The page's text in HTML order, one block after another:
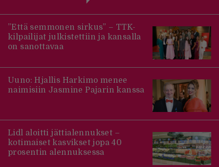
”Että semmonen sirkus” – TTK-
kilpailijat julkistettiin ja kansalla
on sanottavaa
Uuno: Hjallis Harkimo menee
naimisiin Jasmine Pajarin kanssa
Lidl aloitti jättialennukset –
kotimaiset kasvikset jopa 40
prosentin alennuksessa